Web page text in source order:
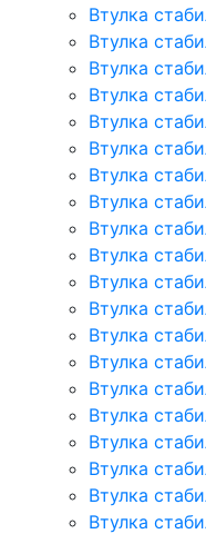
Втулка
Втулка
Втулка
Втулка
Втулка
Втулка
Втулка
Втулка
Втулка
Втулка
Втулка
Втулка
Втулка
Втулка
Втулка
Втулка
Втулка
Втулка
Втулка
Втулка